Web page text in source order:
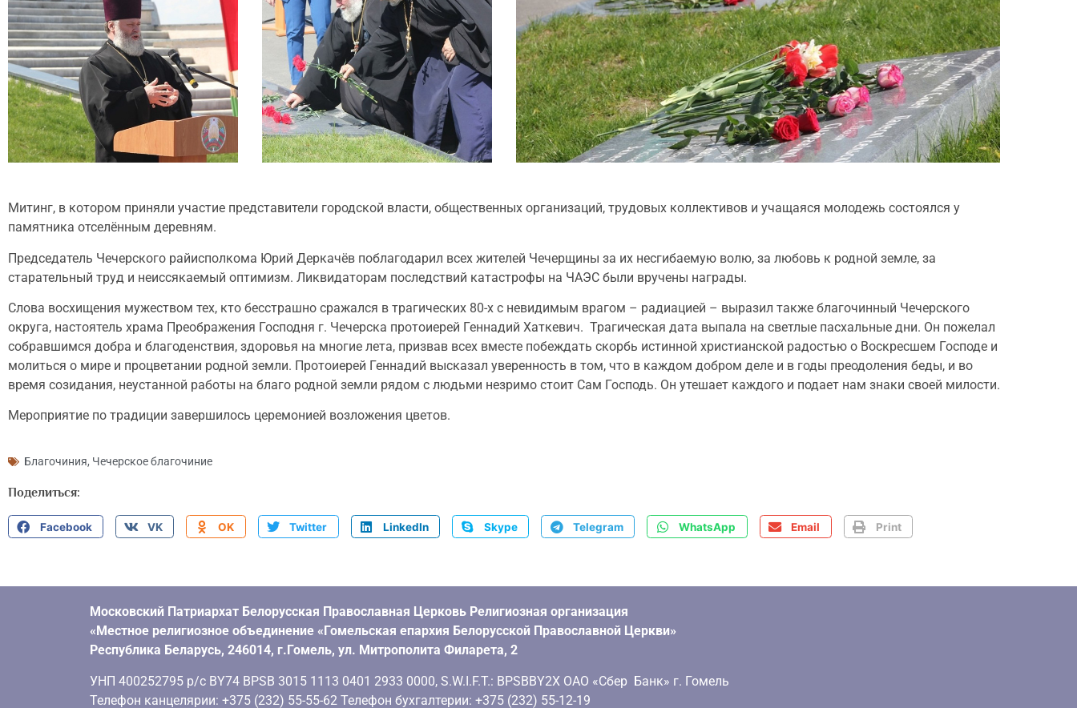
Митинг, в котором приняли участие представители городской власти, общественных организаций, трудовых коллективов и учащаяся молодежь состоялся у
памятника отселённым деревням.
Председатель Чечерского райисполкома Юрий Деркачёв поблагодарил всех жителей Чечерщины за их несгибаемую волю, за любовь к родной земле, за
старательный труд и неиссякаемый оптимизм. Ликвидаторам последствий катастрофы на ЧАЭС были вручены награды.
Слова восхищения мужеством тех, кто бесстрашно сражался в трагических 80-х с невидимым врагом – радиацией – выразил также благочинный Чечерского
округа, настоятель храма Преображения Господня г. Чечерска протоиерей Геннадий Хаткевич. Трагическая дата выпала на светлые пасхальные дни. Он пожелал
собравшимся добра и благоденствия, здоровья на многие лета, призвав всех вместе побеждать скорбь истинной христианской радостью о Воскресшем Господе и
молиться о мире и процветании родной земли. Протоиерей Геннадий высказал уверенность в том, что в каждом добром деле и в годы преодоления беды, и во
время созидания, неустанной работы на благо родной земли рядом с людьми незримо стоит Сам Господь. Он утешает каждого и подает нам знаки своей милости.
Мероприятие по традиции завершилось церемонией возложения цветов.
Благочиния, Чечерское благочиние
Поделиться:
Facebook VK OK Twitter LinkedIn Skype Telegram WhatsApp Email Print
Московский Патриархат Белорусская Православная Церковь Религиозная организация
«Местное религиозное объединение «Гомельская епархия Белорусской Православной Церкви»
Республика Беларусь, 246014, г.Гомель, ул. Митрополита Филарета, 2
УНП 400252795 р/с BY74 BPSB 3015 1113 0401 2933 0000, S.W.I.F.T.: BPSBBY2X ОАО «Сбер Банк» г. Гомель
Телефон канцелярии: +375 (232) 55-55-62 Телефон бухгалтерии: +375 (232) 55-12-19